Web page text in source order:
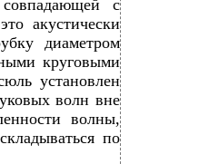
с
акустически
диаметром
круговыми
установлен
волн вне
волны,
по